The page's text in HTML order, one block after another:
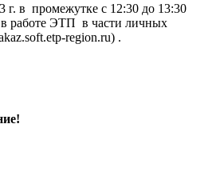
г. в промежутке с 12:30 до 13:30
работе ЭТП в части личных
region.ru) .